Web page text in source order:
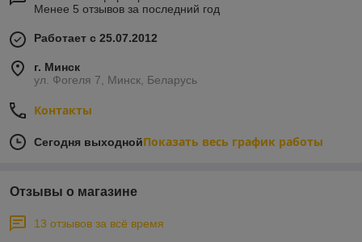
Менее 5 отзывов за последний год
Работает с 25.07.2012
г. Минск
ул. Фогеля 7, Минск, Беларусь
Контакты
Сегодня выходнойПоказать весь график работы
Отзывы о магазине
13 отзывов за всё время